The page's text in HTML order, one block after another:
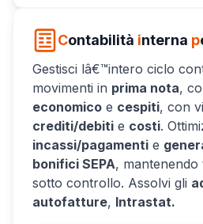
Contabilità interna p
Gestisci lâ€™intero ciclo
movimenti in prima nota,
economico e cespiti, con
crediti/debiti e costi.
incassi/pagamenti e
bonifici SEPA, mantenendo
sotto controllo. Assolvi gli
autofatture, Intrastat.